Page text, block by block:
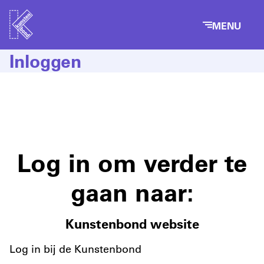
MENU
Inloggen
Log in om verder te
gaan naar:
Kunstenbond website
Log in bij de Kunstenbond